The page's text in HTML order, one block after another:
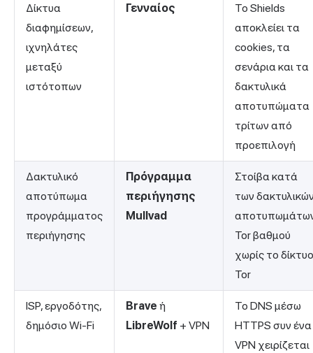
Δίκτυα
διαφημίσεων,
ιχνηλάτες
μεταξύ
ιστότοπων
Γενναίος
Το Shields
αποκλείει τα
cookies, τα
σενάρια και τα
δακτυλικά
αποτυπώματα
τρίτων από
προεπιλογή
Δακτυλικό
αποτύπωμα
προγράμματος
περιήγησης
Πρόγραμμα
περιήγησης
Mullvad
Στοίβα κατά
των
Tor βαθμού
χωρίς το δίκτυο
Tor
ISP, εργοδότης,
δημόσιο Wi-Fi
Brave ή
LibreWolf + VPN
Το DNS μέσω
HTTPS συν ένα
VPN χειρίζεται